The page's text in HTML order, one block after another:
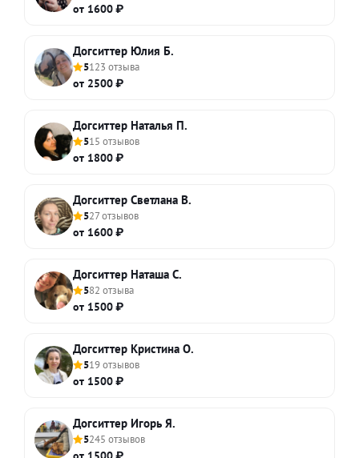
от 1600 ₽
Догситтер Юлия Б.
5123 отзыва
от 2500 ₽
Догситтер Наталья П.
515 отзывов
от 1800 ₽
Догситтер Светлана В.
527 отзывов
от 1600 ₽
Догситтер Наташа С.
582 отзыва
от 1500 ₽
Догситтер Кристина О.
519 отзывов
от 1500 ₽
Догситтер Игорь Я.
5245 отзывов